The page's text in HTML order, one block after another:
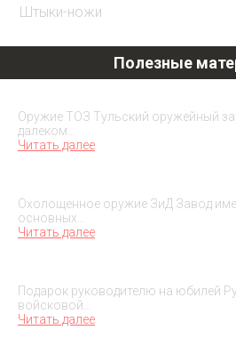
Штыки-ножи
Полезные
Оружие ТОЗ Тульский оружейный
далеком…
Читать далее
Охолощенное оружие ЗиД Завод
основных…
Читать далее
Подарок руководителю на юбилей
войсковой…
Читать далее